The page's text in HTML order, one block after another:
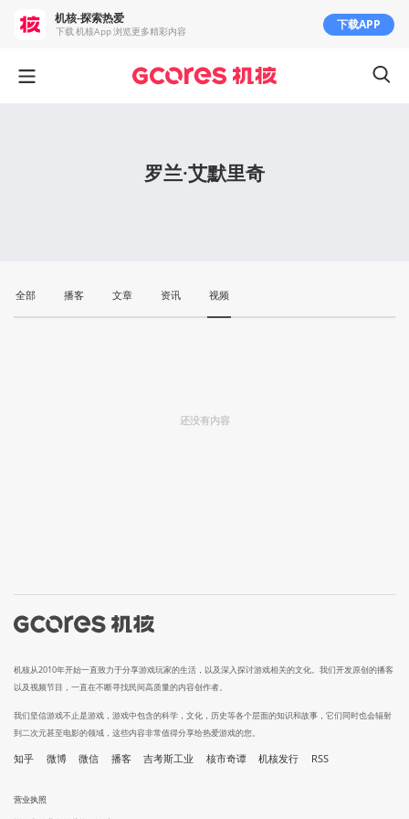
罗兰·艾默里奇
全部 播客 文章 资讯 视频
还没有内容
机核从2010年开始一直致力于分享游戏玩家的生活，以及深入探讨游戏相关的文化。我们开发原创的播客
以及视频节目，一直在不断寻找民间高质量的内容创作者。
我们坚信游戏不止是游戏，游戏中包含的科学，文化，历史等各个层面的知识和故事，它们同时也会辐射
到二次元甚至电影的领域，这些内容非常值得分享给热爱游戏的您。
知乎 微博 微信 播客 吉考斯工业 核市奇谭 机核发行 RSS
营业执照
机核-探索热爱
下载 机核App 浏览更多精彩内容 下载APP